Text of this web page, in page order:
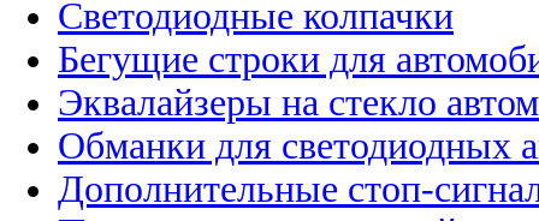
Светодиодные колпачки
Бегущие строки для
Эквалайзеры на стекло
Обманки для светодиодных
Дополнительные стоп-